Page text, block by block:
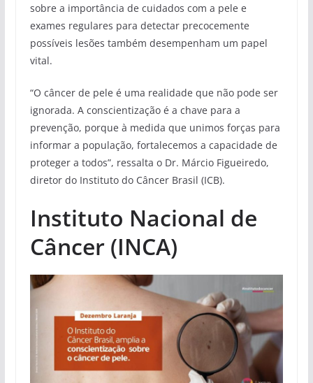
sobre a importância de cuidados com a pele e
exames regulares para detectar precocemente
possíveis lesões também desempenham um papel
vital.
“O câncer de pele é uma realidade que não pode ser
ignorada. A conscientização é a chave para a
prevenção, porque à medida que unimos forças para
informar a população, fortalecemos a capacidade de
proteger a todos”, ressalta o Dr. Márcio Figueiredo,
diretor do Instituto do Câncer Brasil (ICB).
Instituto Nacional de
Câncer (INCA)